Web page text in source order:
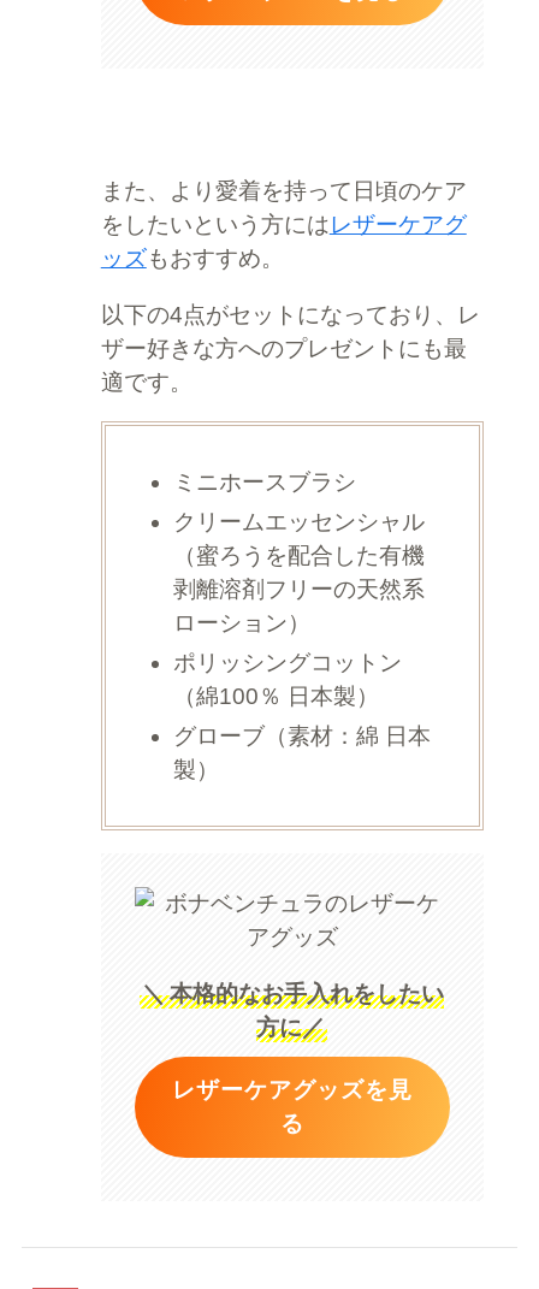
また、より愛着を持って日頃のケア
をしたいという方には レザーケアグ
ッズもおすすめ。
以下の4点がセットになっており、レ
ザー好きな方へのプレゼントにも最
適です。
ミニホースブラシ
クリームエッセンシャル
（蜜ろうを配合した有機
剥離溶剤フリーの天然系
ローション）
ポリッシングコットン
（綿100％ 日本製）
グローブ（素材：綿 日本
製）
＼本格的なお手入れをしたい
方に／
レザーケアグッズを見
る